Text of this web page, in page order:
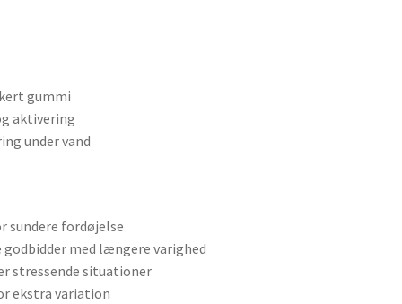
gummi
aktivering
under vand
sundere fordøjelse
med længere varighed
stressende situationer
ekstra variation